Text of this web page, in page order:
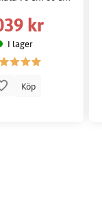
kr
I lager
Köp